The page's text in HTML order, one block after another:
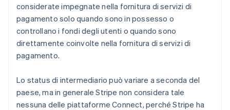
considerate impegnate nella fornitura di servizi di
pagamento solo quando sono in possesso o
controllano i fondi degli utenti o quando sono
direttamente coinvolte nella fornitura di servizi di
pagamento.
Lo status di intermediario può variare a seconda del
paese, ma in generale Stripe non considera tale
nessuna delle piattaforme Connect, perché Stripe ha